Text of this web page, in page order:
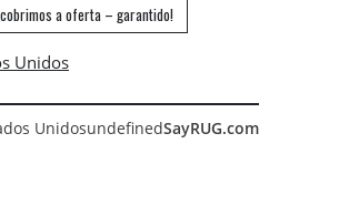
a oferta – garantido!
UnidosundefinedSayRUG.com